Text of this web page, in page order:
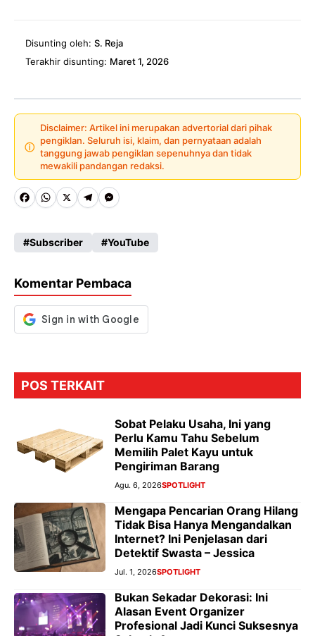
Disunting oleh: S. Reja
Terakhir disunting: Maret 1, 2026
ⓘ
Disclaimer: Artikel ini merupakan advertorial dari pihak
pengiklan. Seluruh isi, klaim, dan pernyataan adalah
tanggung jawab pengiklan sepenuhnya dan tidak
mewakili pandangan redaksi.
Fa
b
o
k
W
ts
p
p
X
Te
gr
m
M
se
g
er
Subscriber YouTube
Komentar Pembaca
POS TERKAIT
Sobat Pelaku Usaha, Ini yang
Perlu Kamu Tahu Sebelum
Memilih Palet Kayu untuk
Pengiriman Barang
Agu. 6, 2026SPOTLIGHT
Mengapa Pencarian Orang Hilang
Tidak Bisa Hanya Mengandalkan
Internet? Ini Penjelasan dari
Detektif Swasta – Jessica
Jul. 1, 2026SPOTLIGHT
Bukan Sekadar Dekorasi: Ini
Alasan Event Organizer
Profesional Jadi Kunci Suksesnya